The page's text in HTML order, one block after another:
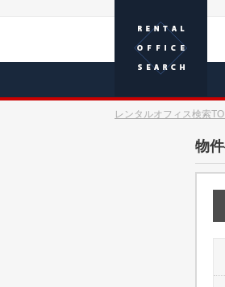
レンタルオフィス検索
物